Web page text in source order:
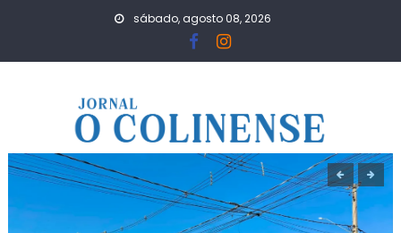
sábado, agosto 08, 2026